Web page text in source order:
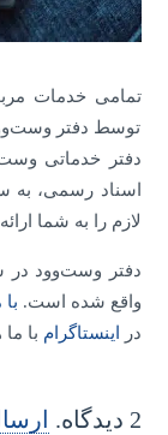
تمامی خدمات
توسط دفتر
اسناد رسمی، به
لازم را به شما
واقع شده است.
در
اینستاگرام با
2 دیدگاه.